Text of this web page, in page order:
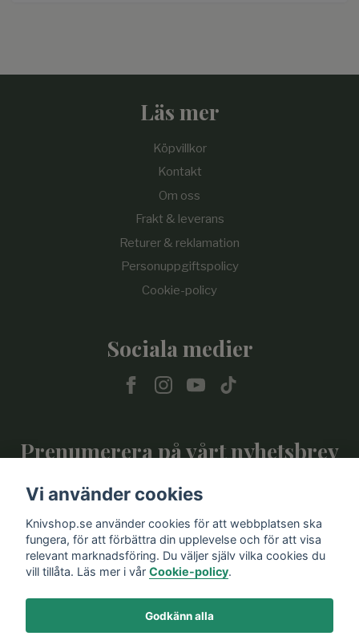
Läs mer
Köpvillkor
Kontakt
Om oss
Frakt & leverans
Returer & reklamation
Personuppgiftspolicy
Cookie-policy
Sociala medier
Prenumerera på vårt nyhetsbrev
Vi använder cookies
Knivshop.se använder cookies för att webbplatsen ska
fungera, för att förbättra din upplevelse och för att visa
relevant marknadsföring. Du väljer själv vilka cookies du
vill tillåta. Läs mer i vår Cookie-policy.
Godkänn alla